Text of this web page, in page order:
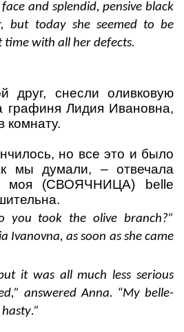
and splendid, pensive black
but today she seemed to be
time with all her defects.
друг, снесли оливковую
графиня Лидия Ивановна,
комнату.
но все это и было
мы думали,
– отвечала
моя (СВОЯЧНИЦА)
belle
you took the olive branch?”
Ivanovna, as soon as she came
it was all much less serious
answered Anna. “My belle-
hasty.”